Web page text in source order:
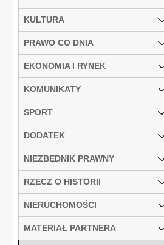
KULTURA
PRAWO CO DNIA
EKONOMIA I RYNEK
KOMUNIKATY
SPORT
DODATEK
NIEZBĘDNIK PRAWNY
RZECZ O HISTORII
NIERUCHOMOŚCI
MATERIAŁ PARTNERA